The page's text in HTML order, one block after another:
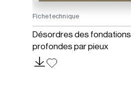
Fiche technique
Désordres des fondations
profondes par pieux